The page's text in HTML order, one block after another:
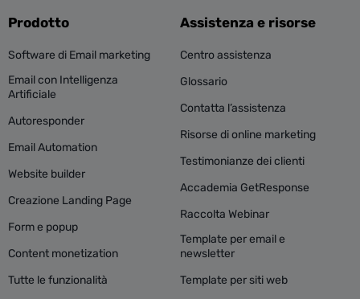
Prodotto
Software di Email marketing
Email con Intelligenza
Artificiale
Autoresponder
Email Automation
Website builder
Creazione Landing Page
Form e popup
Content monetization
Tutte le funzionalità
Assistenza e risorse
Centro assistenza
Glossario
Contatta l’assistenza
Risorse di online marketing
Testimonianze dei clienti
Accademia GetResponse
Raccolta Webinar
Template per email e
newsletter
Template per siti web